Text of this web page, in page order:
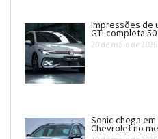
Impressões de
GTI completa
20 de maio de 2026
Sonic chega
Chevrolet no